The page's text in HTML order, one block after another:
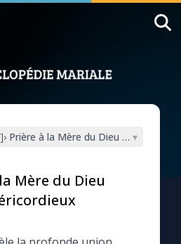
› Prière à la Mère du Dieu ▾
Mère du Dieu